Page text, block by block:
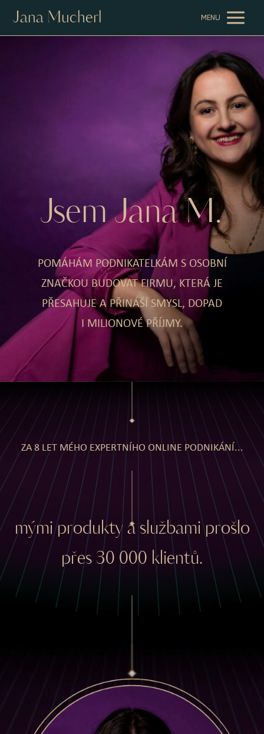
Jana Mucherl MENU
Jsem Jana M.
POMÁHÁM PODNIKATELKÁM S OSOBNÍ
ZNAČKOU BUDOVAT FIRMU, KTERÁ JE
PŘESAHUJE A PŘINÁŠÍ SMYSL, DOPAD
I MILIONOVÉ PŘÍJMY.
ZA 8 LET MÉHO EXPERTNÍHO ONLINE PODNIKÁNÍ...
mými produkty a službami prošlo
přes 30 000 klientů.